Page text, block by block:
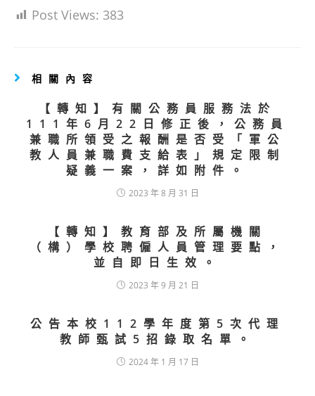
Post Views: 383
相關內容
【轉知】有關公務員服務法於
111年6月22日修正後，公務員
兼職所領受之報酬是否受「軍公
教人員兼職費支給表」規定限制
疑義一案，詳如附件。
2023 年 8 月 31 日
【轉知】教育部及所屬機關
（構）學校聘僱人員管理要點，
並自即日生效。
2023 年 9 月 21 日
公告本校112學年度第5次代理
教師甄試5招錄取名單。
2024 年 1 月 17 日